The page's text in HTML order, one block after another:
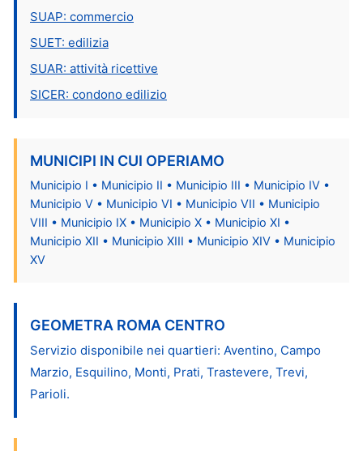
SUAP: commercio
SUET: edilizia
SUAR: attività ricettive
SICER: condono edilizio
MUNICIPI IN CUI OPERIAMO
Municipio I • Municipio II • Municipio III • Municipio IV •
Municipio V • Municipio VI • Municipio VII • Municipio
VIII • Municipio IX • Municipio X • Municipio XI •
Municipio XII • Municipio XIII • Municipio XIV • Municipio
XV
GEOMETRA ROMA CENTRO
Servizio disponibile nei quartieri: Aventino, Campo
Marzio, Esquilino, Monti, Prati, Trastevere, Trevi,
Parioli.